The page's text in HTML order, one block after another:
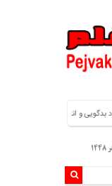
پس به تحقیق خویش را تباه نموده است. ۞